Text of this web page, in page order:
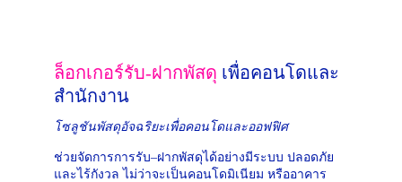
ล็อกเกอร์รับ-ฝากพัสดุ เพื่อคอนโดและ
สำนักงาน
โซลูชันพัสดุอัจฉริยะเพื่อคอนโดและออฟฟิศ
ช่วยจัดการการรับ–ฝากพัสดุได้อย่างมีระบบ ปลอดภัย
และไร้กังวล ไม่ว่าจะเป็นคอนโดมิเนียม หรืออาคาร